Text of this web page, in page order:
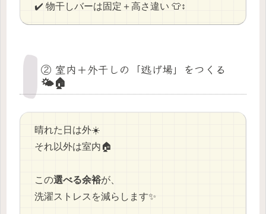
✔️ 物干しバーは固定＋高さ違い 👕↕️
② 室内＋外干しの「逃げ場」をつくる
🌤️🏠
晴れた日は外☀️
それ以外は室内🏠
この選べる余裕が、
洗濯ストレスを減らします✨